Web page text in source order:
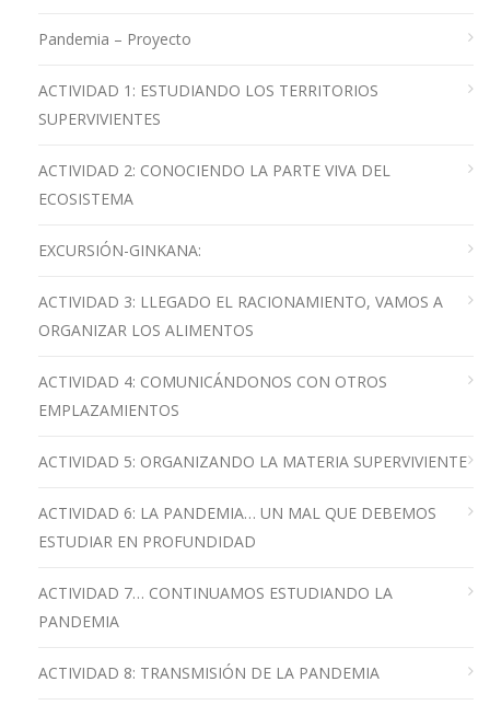
Pandemia – Proyecto
ACTIVIDAD 1: ESTUDIANDO LOS TERRITORIOS
SUPERVIVIENTES
ACTIVIDAD 2: CONOCIENDO LA PARTE VIVA DEL
ECOSISTEMA
EXCURSIÓN-GINKANA:
ACTIVIDAD 3: LLEGADO EL RACIONAMIENTO, VAMOS A
ORGANIZAR LOS ALIMENTOS
ACTIVIDAD 4: COMUNICÁNDONOS CON OTROS
EMPLAZAMIENTOS
ACTIVIDAD 5: ORGANIZANDO LA MATERIA SUPERVIVIENTE
ACTIVIDAD 6: LA PANDEMIA… UN MAL QUE DEBEMOS
ESTUDIAR EN PROFUNDIDAD
ACTIVIDAD 7… CONTINUAMOS ESTUDIANDO LA
PANDEMIA
ACTIVIDAD 8: TRANSMISIÓN DE LA PANDEMIA